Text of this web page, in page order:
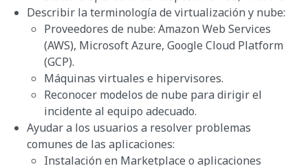
Describir la terminología de virtualización y nube:
Proveedores de nube: Amazon Web Services
(AWS), Microsoft Azure, Google Cloud Platform
(GCP).
Máquinas virtuales e hipervisores.
Reconocer modelos de nube para dirigir el
incidente al equipo adecuado.
Ayudar a los usuarios a resolver problemas
comunes de las aplicaciones:
Instalación en Marketplace o aplicaciones